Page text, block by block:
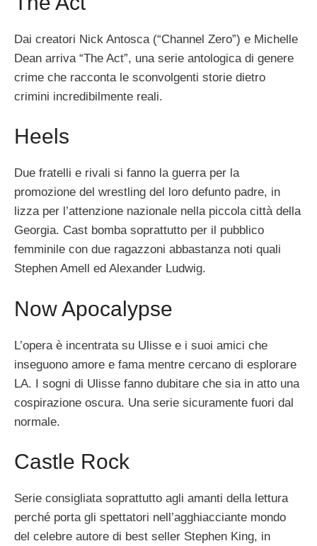
Dai creatori Nick Antosca (“Channel Zero”) e Michelle
Dean arriva “The Act”, una serie antologica di genere
crime che racconta le sconvolgenti storie dietro
crimini incredibilmente reali.
Heels
Due fratelli e rivali si fanno la guerra per la
promozione del wrestling del loro defunto padre, in
lizza per l’attenzione nazionale nella piccola città della
Georgia. Cast bomba soprattutto per il pubblico
femminile con due ragazzoni abbastanza noti quali
Stephen Amell ed Alexander Ludwig.
Now Apocalypse
L’opera è incentrata su Ulisse e i suoi amici che
inseguono amore e fama mentre cercano di esplorare
LA. I sogni di Ulisse fanno dubitare che sia in atto una
cospirazione oscura. Una serie sicuramente fuori dal
normale.
Castle Rock
Serie consigliata soprattutto agli amanti della lettura
perché porta gli spettatori nell’agghiacciante mondo
del celebre autore di best seller Stephen King, in